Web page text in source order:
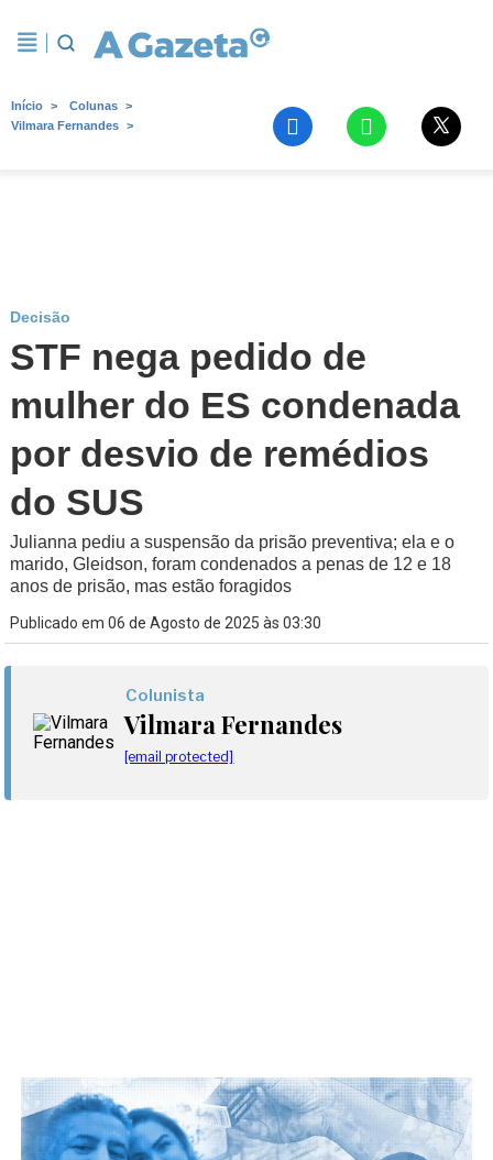
Início
Colunas
Vilmara Fernandes
Decisão
STF nega pedido de
mulher do ES condenada
por desvio de remédios
do SUS
Julianna pediu a suspensão da prisão preventiva; ela e o
marido, Gleidson, foram condenados a penas de 12 e 18
anos de prisão, mas estão foragidos
Publicado em 06 de Agosto de 2025 às 03:30
Colunista
Vilmara Fernandes
[email protected]